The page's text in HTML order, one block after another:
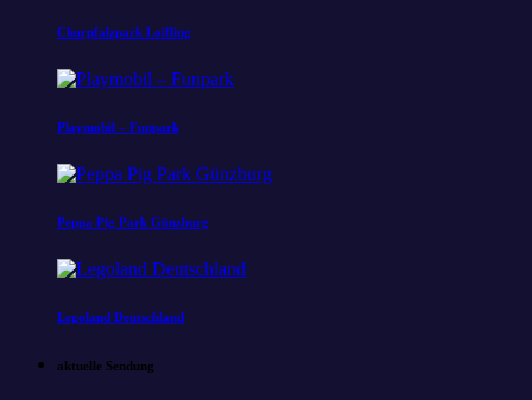
Churpfalzpark Loifling
Playmobil – Funpark
Peppa Pig Park Günzburg
Legoland Deutschland
aktuelle Sendung